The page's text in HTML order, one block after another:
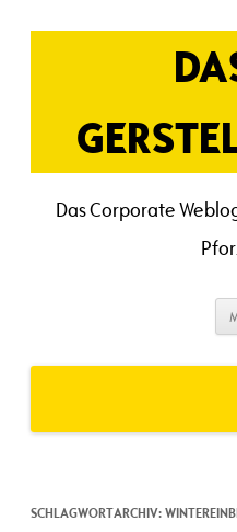
Inhalt
Das Corporate
SCHLAGWORTARCHIV: